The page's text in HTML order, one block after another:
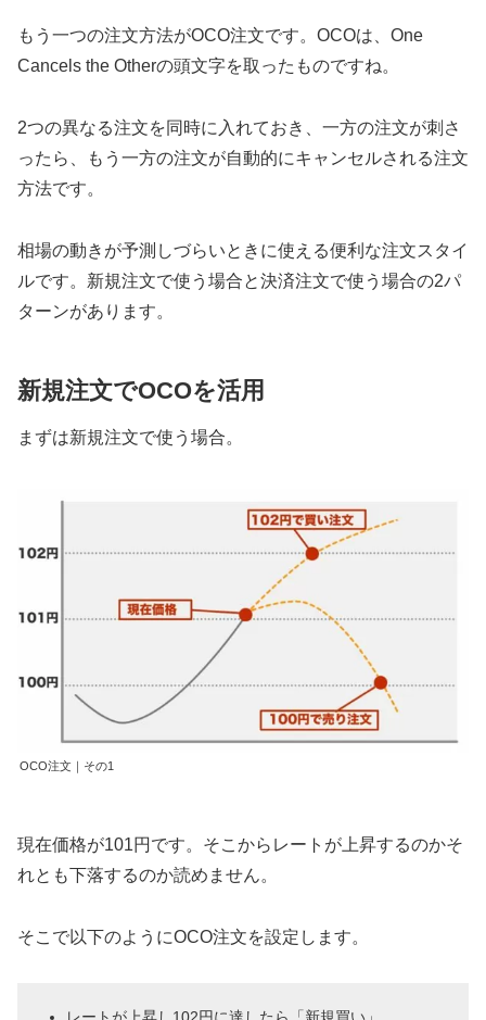
もう一つの注文方法がOCO注文です。OCOは、One
Cancels the Otherの頭文字を取ったものですね。
2つの異なる注文を同時に入れておき、一方の注文が刺さ
ったら、もう一方の注文が自動的にキャンセルされる注文
方法です。
相場の動きが予測しづらいときに使える便利な注文スタイ
ルです。新規注文で使う場合と決済注文で使う場合の2パ
ターンがあります。
新規注文でOCOを活用
まずは新規注文で使う場合。
OCO注文｜その1
現在価格が101円です。そこからレートが上昇するのかそ
れとも下落するのか読めません。
そこで以下のようにOCO注文を設定します。